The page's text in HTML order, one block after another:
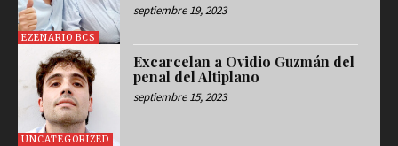
EZENARIO BCS
septiembre 19, 2023
UNCATEGORIZED
Excarcelan a Ovidio Guzmán del
penal del Altiplano
septiembre 15, 2023